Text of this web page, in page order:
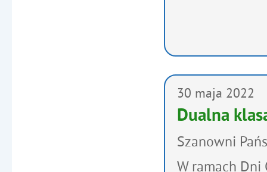
30 maja 2022
Dualna
Szanowni
W ramach Dni